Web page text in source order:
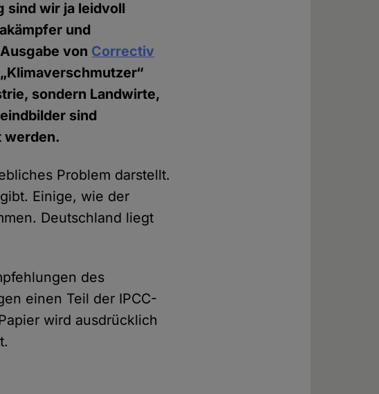
sind wir ja leidvoll
und
von Correctiv
sondern Landwirte,
sind
werden.
Problem darstellt.
Einige, wie der
Deutschland liegt
des
einen Teil der IPCC-
wird ausdrücklich